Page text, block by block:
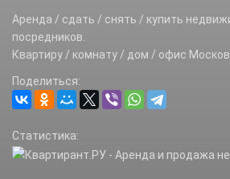
Аренда / сдать / снять / купить
посредников.
Квартиру / комнату / дом / офис
Поделиться:
Статистика: